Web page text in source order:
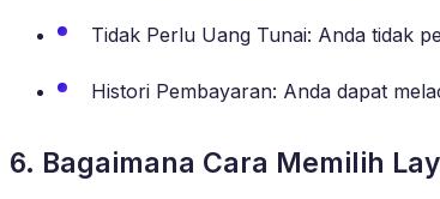
Tidak Perlu Uang Tunai: Anda tidak
Histori Pembayaran: Anda dapat
6. Bagaimana Cara Memilih